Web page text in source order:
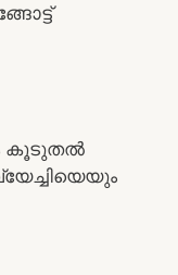
കൂടുതൽ